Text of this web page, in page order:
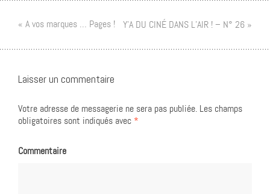
« A vos marques … Pages ! Y’A DU CINÉ DANS L’AIR ! – N° 26 »
Laisser un commentaire
Votre adresse de messagerie ne sera pas publiée. Les champs
obligatoires sont indiqués avec *
Commentaire